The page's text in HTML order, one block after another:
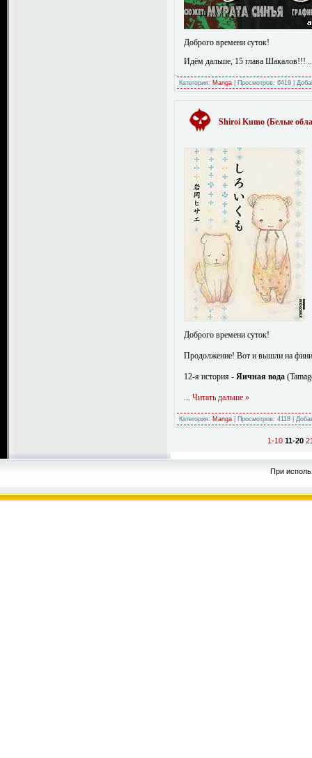
Доброго времени суток!
Идём дальше, 15 глава Шакалов!!!
Категория: Manga Просмотров: 6419
Shiroi Kumo (Белые
Доброго времени суток!
Продолжение! Вот и вышли на
12-я история - Яичная вода
... Читать дальше »
Категория: Manga Просмотров: 4118
1-10 11-20
При